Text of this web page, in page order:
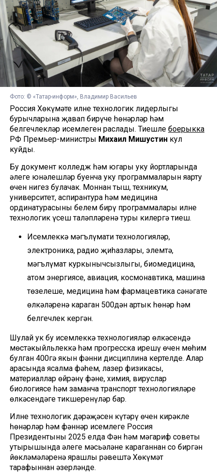
Фото: © «Татар-информ», Владимир Васильев
Россия Хөкүмәте илнең технологик лидерлыгы
бурычларына җавап бирүче һөнәрләр һәм
белгечлекләр исемлеген раслады. Тиешле боерыкка
РФ Премьер-министры Михаил Мишустин кул
куйды.
Бу документ колледж һәм югары уку йортларында
әлеге юнәлешләр буенча уку программаларын яңарту
өчен нигез булачак. Моннан тыш, техникум,
университет, аспирантура һәм медицина
ординатурасының белем бирү программалары илнең
технологик үсеш таләпләренә туры килергә тиеш.
Исемлеккә мәгълүмати технологияләр,
электроника, радио җиһазлары, элемтә,
мәгълүмат куркынычсызлыгы, биомедицина,
атом энергиясе, авиация, космонавтика, машина
төзелеше, медицина һәм фармацевтика сәнәгате
өлкәләренә караган 500дән артык һөнәр һәм
белгечлек кергән.
Шулай ук бу исемлеккә технологияләр өлкәсендә
мөстәкыйльлеккә һәм прогресска ирешү өчен мөһим
булган 400гә якын фәнни дисциплина кертелде. Алар
арасында ясалма фәһем, лазер физикасы,
материаллар өйрәнү фәне, химия, вируслар
биологиясе һәм заманча транспорт технологияләре
өлкәсендәге тикшеренүләр бар.
Илнең технологик дәрәҗәсен күтәрү өчен кирәкле
һөнәрләр һәм фәннәр исемлеге Россия
Президентының 2025 елда Фән һәм мәгариф советы
утырышында әлеге мәсьәләне караганнан соң биргән
йөкләмәләренә ярашлы рәвештә Хөкүмәт
тарафыннан әзерләнде.